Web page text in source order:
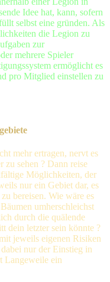
Idee hat, kann, sofern
selbst eine gründen. Als
die Legion zu
zur
mehrere Spieler
ermöglicht es
pro Mitglied einstellen zu
mehr ertragen, nervt es
zu sehen ? Dann reise
Möglichkeiten, der
nur ein Gebiet dar, es
bereisen. Wie wäre es
umherschleichst
durch die quälende
dein letzter sein könnte ?
jeweils eigenen Risiken
nur der Einstieg in
Langeweile ein